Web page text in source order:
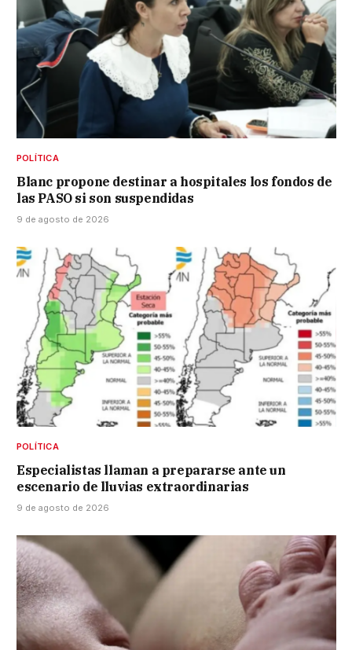
POLÍTICA
Blanc propone destinar a hospitales los fondos de
las PASO si son suspendidas
9 de agosto de 2026
POLÍTICA
Especialistas llaman a prepararse ante un
escenario de lluvias extraordinarias
9 de agosto de 2026